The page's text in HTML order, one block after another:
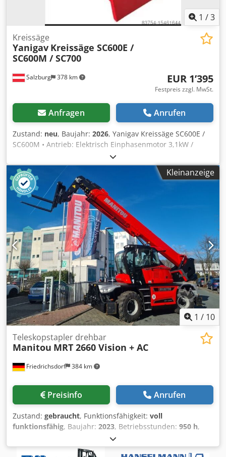
1 /3
Salzburg 378 km
Kreissäge
Yanigav Kreissäge SC600E /
SC600M / SC700
EUR 1’395
Festpreis zzgl. MwSt.
Anfragen Anrufen
Zustand: neu, Baujahr: 2026, Yanigav Kreissäge SC600E /
SC600M • Antrieb: Elektrisch Einphasenmotor 3,1kW /
Verbrenner • Durchmesser Sägeblatt: 60cm / 60cm •
Bohrungen Sägeblatt: 30mm • Tiefe der Zähne: 28cm /
28cm • Rotation: 1450 U/min Chodpfx Aer D Nkpol Rja •
Gewicht: 90kg / 100kg Preis: 1395€ / 1615€
Kleinanzeige
1 / 10
Friedrichsdorf 384 km
Teleskopstapler drehbar
Manitou MRT 2660 Vision + AC
Preisinfo Anrufen
Zustand: gebraucht, Funktionsfähigkeit: voll
funktionsfähig, Baujahr: 2023, Betriebsstunden: 950 h,
, Hubhöhe:26’000 mm
Diesel, Masttyp:ausziehbar, Bauhöhe:3’100 mm, Leistung: